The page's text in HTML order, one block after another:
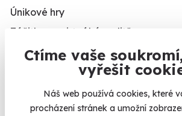
Ctíme vaše
vyřešit
Náš web používá cookies, které
procházení stránek a umožní
Únikové hry
Zážitky ve virtuální realitě
Zážitky na doma
Dárkové balíčky
Simulátory
Zážitky v akci